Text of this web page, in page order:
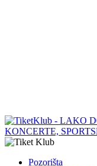
Pozorišta